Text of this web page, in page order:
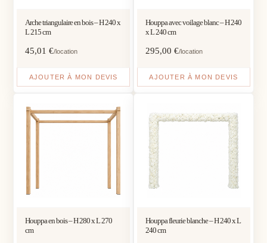
Arche triangulaire en bois – H 240 x
L 215 cm
45,01€/location
AJOUTER À MON DEVIS
Houppa avec voilage blanc – H 240
x L 240 cm
295,00 €/location
AJOUTER À MON DEVIS
Houppa en bois – H 280 x L 270
cm
Houppa fleurie blanche – H 240 x L
240 cm